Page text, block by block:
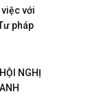
với
pháp
NGHỊ